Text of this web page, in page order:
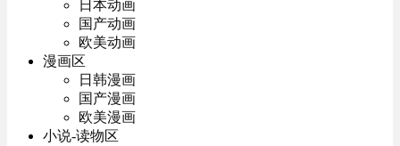
日本动画
国产动画
欧美动画
漫画区
日韩漫画
国产漫画
欧美漫画
小说-读物区